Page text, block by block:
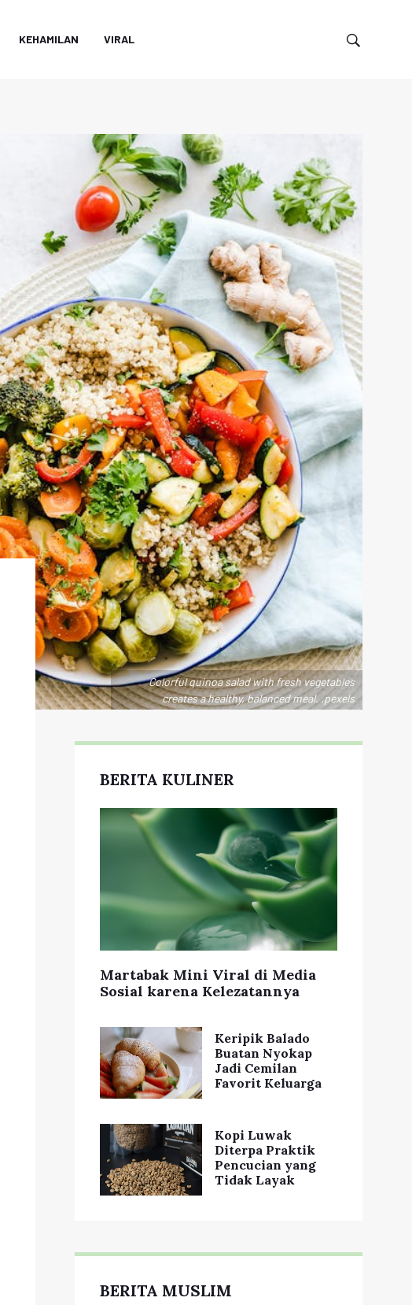
KEHAMILAN VIRAL
Colorful quinoa salad with fresh vegetables
creates a healthy, balanced meal. .pexels
BERITA KULINER
Martabak Mini Viral di Media
Sosial karena Kelezatannya
Keripik Balado
Buatan Nyokap
Jadi Cemilan
Favorit Keluarga
Kopi Luwak
Diterpa Praktik
Pencucian yang
Tidak Layak
BERITA MUSLIM